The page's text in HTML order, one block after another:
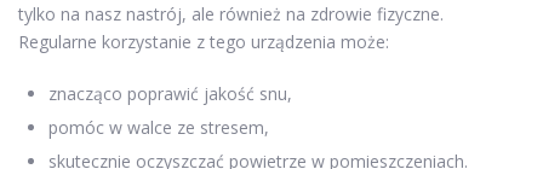
tylko na nasz nastrój, ale również na zdrowie fizyczne.
Regularne korzystanie z tego urządzenia może:
znacząco poprawić jakość snu,
pomóc w walce ze stresem,
skutecznie oczyszczać powietrze w pomieszczeniach.